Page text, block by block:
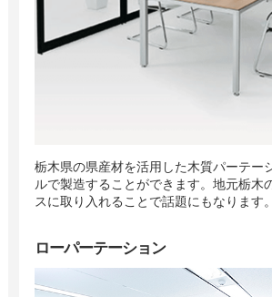
栃木県の県産材を活用した木質パーテー
ルで製造することができます。地元栃木
スに取り入れることで話題にもなります。
ローパーテーション